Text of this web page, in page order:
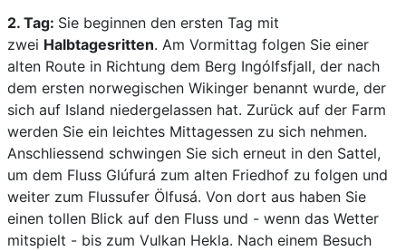
2. Tag: Sie beginnen den ersten Tag mit
zwei Halbtagesritten. Am Vormittag folgen Sie einer
alten Route in Richtung dem Berg Ingólfsfjall, der nach
dem ersten norwegischen Wikinger benannt wurde, der
sich auf Island niedergelassen hat. Zurück auf der Farm
werden Sie ein leichtes Mittagessen zu sich nehmen.
Anschliessend schwingen Sie sich erneut in den Sattel,
um dem Fluss Glúfurá zum alten Friedhof zu folgen und
weiter zum Flussufer Ölfusá. Von dort aus haben Sie
einen tollen Blick auf den Fluss und - wenn das Wetter
mitspielt - bis zum Vulkan Hekla. Nach einem Besuch